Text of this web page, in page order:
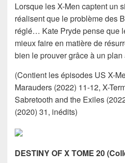
Lorsque les X-Men captent un
réalisent que le problème des
réglé… Kate Pryde pense que
mieux faire en matière de
bien le prouver grâce à un
(Contient les épisodes US X-
Marauders (2022) 11-12, X-
Sabretooth and the Exiles
(2020) 31, inédits)
DESTINY OF X TOME 20